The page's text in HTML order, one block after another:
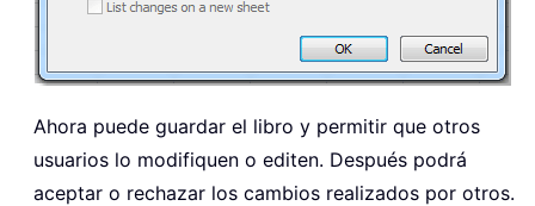
Ahora puede guardar el libro y permitir que otros
usuarios lo modifiquen o editen. Después podrá
aceptar o rechazar los cambios realizados por otros.